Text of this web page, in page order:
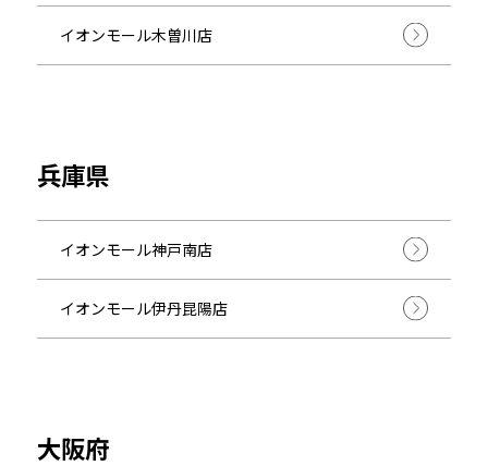
イオンモール木曽川店
兵庫県
イオンモール神戸南店
イオンモール伊丹昆陽店
大阪府